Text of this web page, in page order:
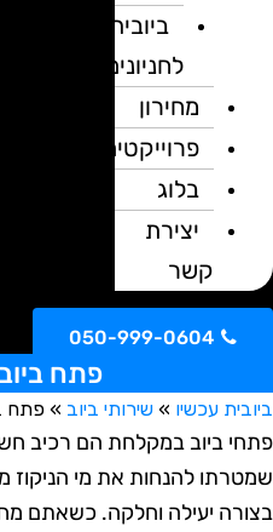
ביובית
לחניונים
מחירון
פרוייקטים
בלוג
יצירת
קשר
050-999-0604
פתח
עכשיו»שירותי ביוב»פתח
ביוב במקלחת הם רכיב
להנחות את מי הניקוז
יעילה וחלקה. כשאתם